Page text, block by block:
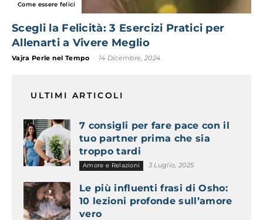
Come essere felici
Scegli la Felicità: 3 Esercizi Pratici per
Allenarti a Vivere Meglio
Vajra Perle nel Tempo 14 Dicembre, 2024
ULTIMI ARTICOLI
7 consigli per fare pace con il
tuo partner prima che sia
troppo tardi
Amore e Relazioni 3 Luglio, 2025
Le più influenti frasi di Osho:
10 lezioni profonde sull’amore
vero